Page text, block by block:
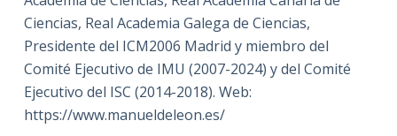
Ciencias, Real Academia Galega de Ciencias,
Presidente del ICM2006 Madrid y miembro del
Comité Ejecutivo de IMU (2007-2024) y del Comité
Ejecutivo del ISC (2014-2018). Web:
https://www.manueldeleon.es/